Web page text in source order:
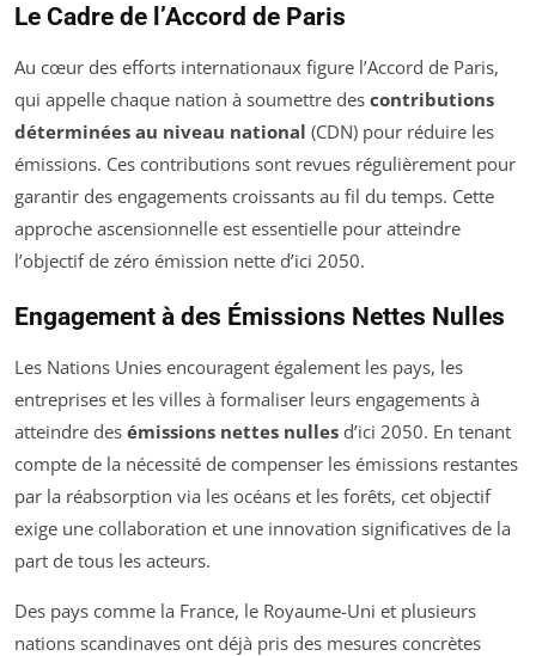
Le Cadre de l’Accord de Paris
Au cœur des efforts internationaux figure l’Accord de Paris,
qui appelle chaque nation à soumettre des contributions
déterminées au niveau national (CDN) pour réduire les
émissions. Ces contributions sont revues régulièrement pour
garantir des engagements croissants au fil du temps. Cette
approche ascensionnelle est essentielle pour atteindre
l’objectif de zéro émission nette d’ici 2050.
Engagement à des Émissions Nettes Nulles
Les Nations Unies encouragent également les pays, les
entreprises et les villes à formaliser leurs engagements à
atteindre des émissions nettes nulles d’ici 2050. En tenant
compte de la nécessité de compenser les émissions restantes
par la réabsorption via les océans et les forêts, cet objectif
exige une collaboration et une innovation significatives de la
part de tous les acteurs.
Des pays comme la France, le Royaume-Uni et plusieurs
nations scandinaves ont déjà pris des mesures concrètes